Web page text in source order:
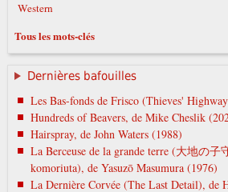
Western
Tous les mots-clés
Dernières bafouilles
Les Bas-fonds de Frisco (Thieves'
Hundreds of Beavers, de Mike Cheslik
Hairspray, de John Waters (1988)
La Berceuse de la grande terre (大地の子
komoriuta), de Yasuzō Masumura (1976)
La Dernière Corvée (The Last Detail), de